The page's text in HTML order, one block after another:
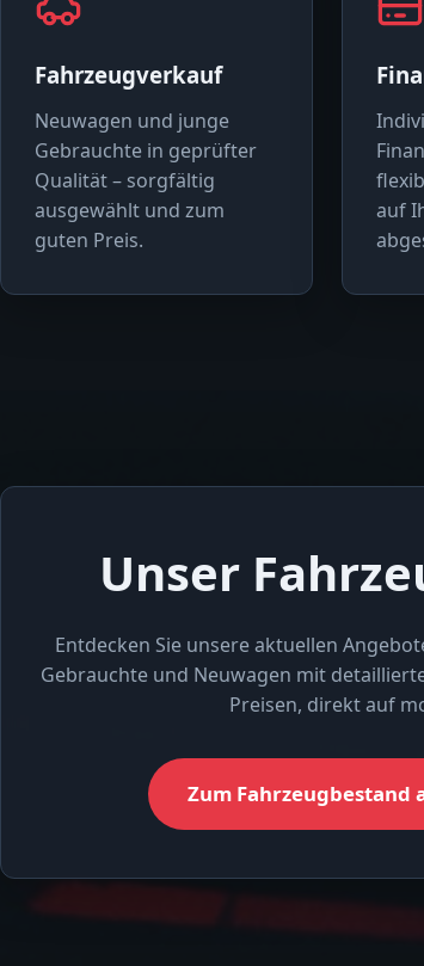
Fahrzeugverkauf
Neuwagen und junge
Gebrauchte in geprüfter
Qualität – sorgfältig
ausgewählt und zum
guten Preis.
auf
Unser
Entdecken Sie unsere aktuellen
Gebrauchte und Neuwagen mit
Preisen, direkt auf
Zum Fahrzeugbestand